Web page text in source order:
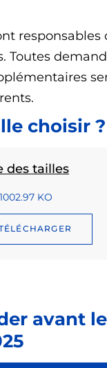
responsables
Toutes
choisir ?
des tailles
1002.97 KO
avant le